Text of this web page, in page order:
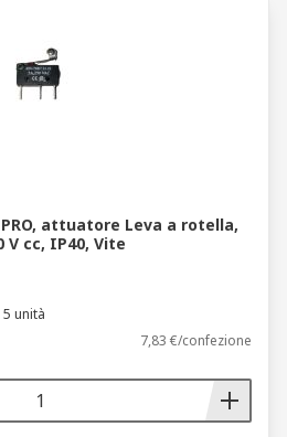
attuatore Leva a rotella,
V cc, IP40, Vite
unità
7,83 €/confezione